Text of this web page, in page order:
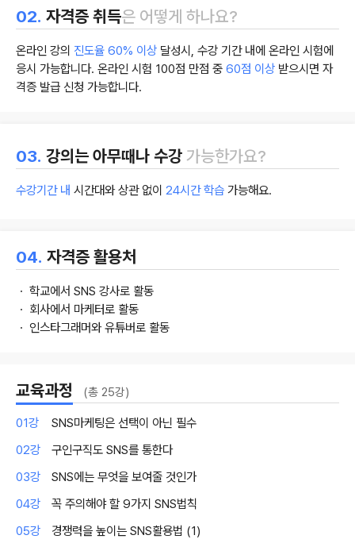
02. 자격증 취득은 어떻게 하나요?
온라인 강의 진도율 60% 이상 달성시, 수강 기간 내에 온라인 시험에
응시 가능합니다. 온라인 시험 100점 만점 중 60점 이상 받으시면 자
격증 발급 신청 가능합니다.
03. 강의는 아무때나 수강 가능한가요?
수강기간 내 시간대와 상관 없이 24시간 학습 가능해요.
04. 자격증 활용처
ㆍ 학교에서 SNS 강사로 활동
ㆍ 회사에서 마케터로 활동
ㆍ 인스타그래머와 유튜버로 활동
교육과정 (총 25강)
01강
SNS마케팅은 선택이 아닌 필수
02강
구인구직도 SNS를 통한다
03강
SNS에는 무엇을 보여줄 것인가
04강
꼭 주의해야 할 9가지 SNS법칙
05강
경쟁력을 높이는 SNS활용법 (1)